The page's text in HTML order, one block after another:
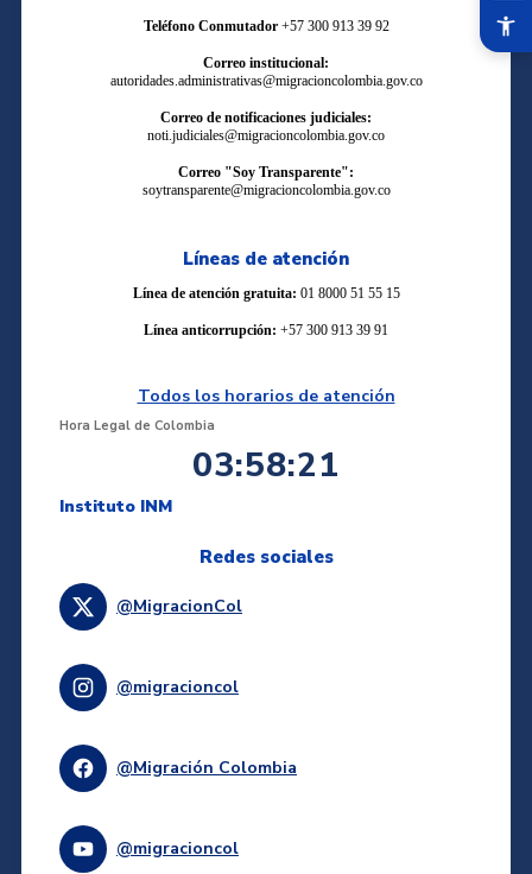
Teléfono Conmutador +57 300 913 39 92
Correo institucional:
autoridades.administrativas@migracioncolombia.gov.co
Correo de notificaciones judiciales:
noti.judiciales@migracioncolombia.gov.co
Correo "Soy Transparente":
soytransparente@migracioncolombia.gov.co
Líneas de atención
Línea de atención gratuita: 01 8000 51 55 15
Línea anticorrupción: +57 300 913 39 91
Todos los horarios de atención
Hora Legal de Colombia
03:58:21
Instituto INM
Redes sociales
@MigracionCol
@migracioncol
@Migración Colombia
@migracioncol